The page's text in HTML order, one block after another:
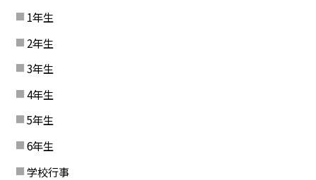
1年生
2年生
3年生
4年生
5年生
6年生
学校行事